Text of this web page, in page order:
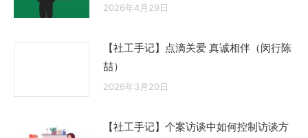
2026年4月29日
【社工手记】点滴关爱 真诚相伴（闵行陈
喆）
2026年3月20日
【社工手记】个案访谈中如何控制访谈方